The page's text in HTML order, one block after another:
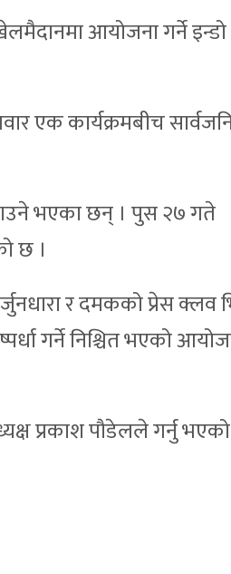
आयोजना गर्ने
एक कार्यक्रमबीच
भएका छन् । पुस २७ गते
छ ।
र दमकको प्रेस
गर्ने निश्चित भएको
प्रकाश पौडेलले गर्नु भएको